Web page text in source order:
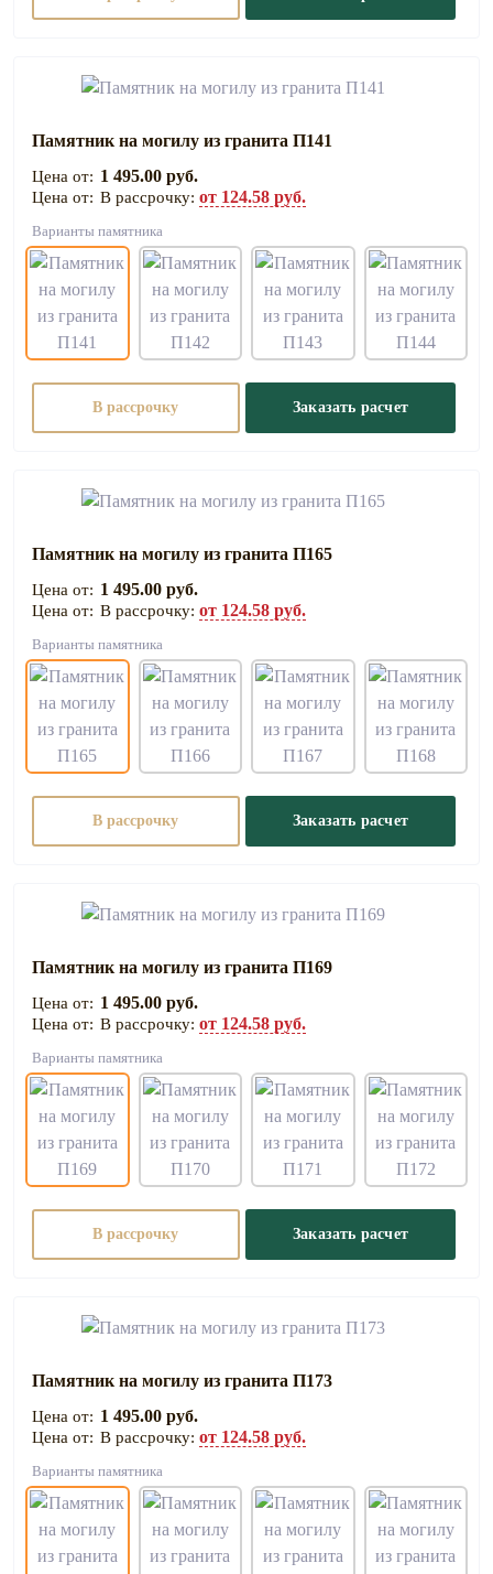
Памятник на могилу из гранита П141
1 495.00 руб.
В рассрочку: от 124.58 руб.
Варианты памятника
В рассрочку Заказать расчет
Памятник на могилу из гранита П165
1 495.00 руб.
В рассрочку: от 124.58 руб.
Варианты памятника
В рассрочку Заказать расчет
Памятник на могилу из гранита П169
1 495.00 руб.
В рассрочку: от 124.58 руб.
Варианты памятника
В рассрочку Заказать расчет
Памятник на могилу из гранита П173
1 495.00 руб.
В рассрочку: от 124.58 руб.
Варианты памятника